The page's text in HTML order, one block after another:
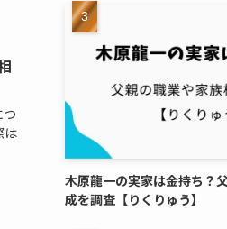
は
木原龍一の実家は金持ち？
成を調査【りくりゅう】